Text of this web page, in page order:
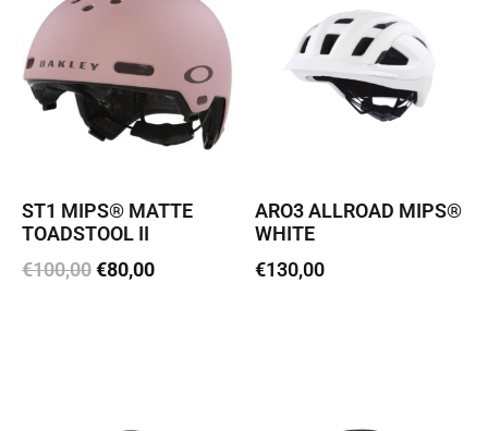
ST1 MIPS® MATTE
TOADSTOOL II
€100,00€80,00
ARO3 ALLROAD MIPS®
WHITE
€130,00